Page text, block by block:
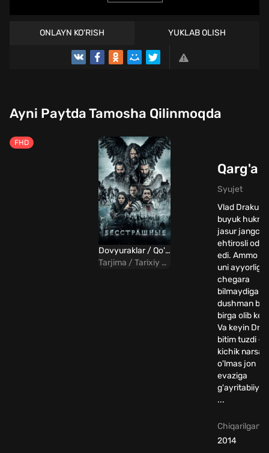
ONLAYN KO'RISH YUKLAB OLISH
TREYLER
Ayni Paytda Tamosha Qilinmoqda
FHD
Dovyuraklar / Qo'rquvsizlar Uzbek tilida
Tarjima / Tarixiy / Turk
Qarg'a
Syujet
Vlad Drakula
buyuk
jasur jangchi
ehtirosli
edi. Ammo
uni ayyorligi
chegara
bilmaydigan
dushman
birga olib
Va keyin
bitim tuzdi -
kichik narsa -
o'lmas jon
evaziga
g'ayritabiiy
...
Chiqarilgan
2014